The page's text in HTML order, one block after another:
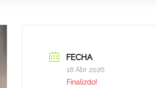
FECHA
18 Abr 2026
Finalizdo!